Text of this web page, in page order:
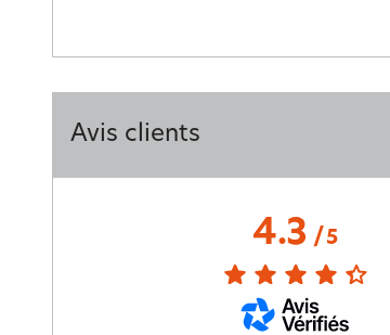
Avis clients
4.3/ 5